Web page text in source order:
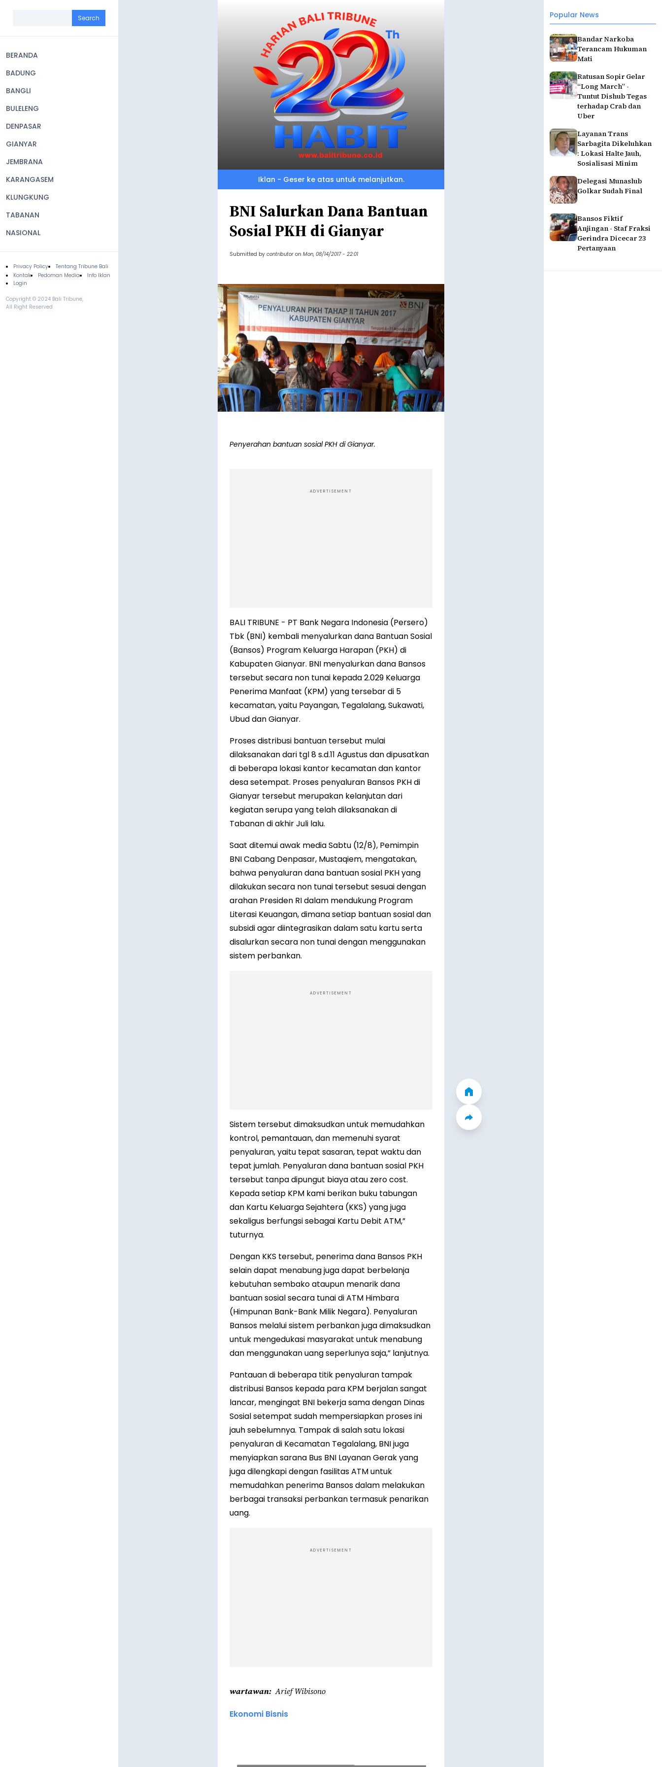
navigation
BERANDA
BADUNG
BANGLI
BULELENG
DENPASAR
GIANYAR
JEMBRANA
KARANGASEM
KLUNGKUNG
TABANAN
NASIONAL
Footer
Privacy Policy
Tentang Tribune Bali
Kontak
Pedoman Media
Info Iklan
Login
Copyright © 2024 Bali Tribune,
All Right Reserved.
Popular News
Bandar Narkoba
Terancam Hukuman
Mati
Ratusan Sopir Gelar
“Long March” -
Tuntut Dishub Tegas
terhadap Crab dan
Uber
Layanan Trans
Sarbagita Dikeluhkan
: Lokasi Halte Jauh,
Sosialisasi Minim
Delegasi Munaslub
Golkar Sudah Final
Bansos Fiktif
Anjingan - Staf Fraksi
Gerindra Dicecar 23
Pertanyaan
Iklan - Geser ke atas untuk melanjutkan.
BNI Salurkan Dana Bantuan
Sosial PKH di Gianyar
Submitted by contributor on Mon, 08/14/2017 - 22:01
Penyerahan bantuan sosial PKH di Gianyar.
ADVERTISEMENT
BALI TRIBUNE - PT Bank Negara Indonesia (Persero)
Tbk (BNI) kembali menyalurkan dana Bantuan Sosial
(Bansos) Program Keluarga Harapan (PKH) di
Kabupaten Gianyar. BNI menyalurkan dana Bansos
tersebut secara non tunai kepada 2.029 Keluarga
Penerima Manfaat (KPM) yang tersebar di 5
kecamatan, yaitu Payangan, Tegalalang, Sukawati,
Ubud dan Gianyar.
Proses distribusi bantuan tersebut mulai
dilaksanakan dari tgl 8 s.d.11 Agustus dan dipusatkan
di beberapa lokasi kantor kecamatan dan kantor
desa setempat. Proses penyaluran Bansos PKH di
Gianyar tersebut merupakan kelanjutan dari
kegiatan serupa yang telah dilaksanakan di
Tabanan di akhir Juli lalu.
Saat ditemui awak media Sabtu (12/8), Pemimpin
BNI Cabang Denpasar, Mustaqiem, mengatakan,
bahwa penyaluran dana bantuan sosial PKH yang
dilakukan secara non tunai tersebut sesuai dengan
arahan Presiden RI dalam mendukung Program
Literasi Keuangan, dimana setiap bantuan sosial dan
subsidi agar diintegrasikan dalam satu kartu serta
disalurkan secara non tunai dengan menggunakan
sistem perbankan.
ADVERTISEMENT
Sistem tersebut dimaksudkan untuk memudahkan
kontrol, pemantauan, dan memenuhi syarat
penyaluran, yaitu tepat sasaran, tepat waktu dan
tepat jumlah. Penyaluran dana bantuan sosial PKH
tersebut tanpa dipungut biaya atau zero cost.
Kepada setiap KPM kami berikan buku tabungan
dan Kartu Keluarga Sejahtera (KKS) yang juga
sekaligus berfungsi sebagai Kartu Debit ATM,”
tuturnya.
Dengan KKS tersebut, penerima dana Bansos PKH
selain dapat menabung juga dapat berbelanja
kebutuhan sembako ataupun menarik dana
bantuan sosial secara tunai di ATM Himbara
(Himpunan Bank-Bank Milik Negara). Penyaluran
Bansos melalui sistem perbankan juga dimaksudkan
untuk mengedukasi masyarakat untuk menabung
dan menggunakan uang seperlunya saja,” lanjutnya.
Pantauan di beberapa titik penyaluran tampak
distribusi Bansos kepada para KPM berjalan sangat
lancar, mengingat BNI bekerja sama dengan Dinas
Sosial setempat sudah mempersiapkan proses ini
jauh sebelumnya. Tampak di salah satu lokasi
penyaluran di Kecamatan Tegalalang, BNI juga
menyiapkan sarana Bus BNI Layanan Gerak yang
juga dilengkapi dengan fasilitas ATM untuk
memudahkan penerima Bansos dalam melakukan
berbagai transaksi perbankan termasuk penarikan
uang.
ADVERTISEMENT
wartawan Arief Wibisono
Ekonomi Bisnis